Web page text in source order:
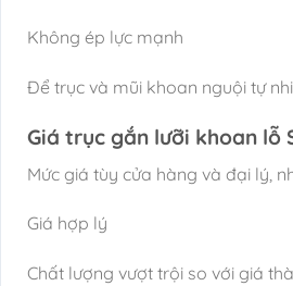
Không ép lực mạnh
Để trục và mũi khoan nguội tự
Giá trục gắn lưỡi khoan lỗ
Mức giá tùy cửa hàng và đại lý,
Giá hợp lý
Chất lượng vượt trội so với giá